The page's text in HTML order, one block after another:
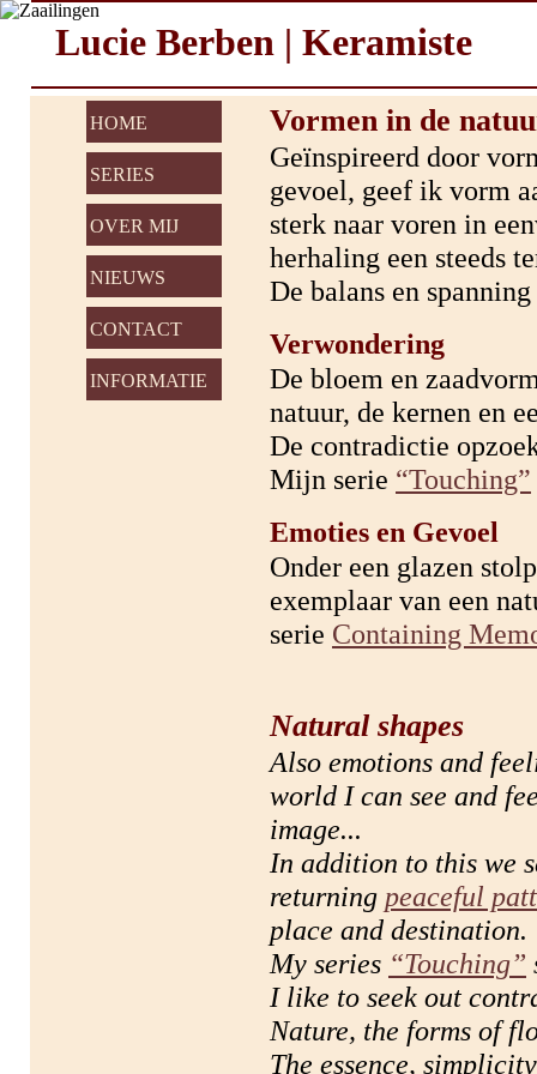
Lucie Berben | Keramiste
HOME
SERIES
OVER MIJ
NIEUWS
CONTACT
INFORMATIE
Vormen in de
Geïnspireerd door
gevoel, geef ik vorm
sterk naar voren in
herhaling een steeds
De balans en
Verwondering
De bloem en
natuur, de kernen en
De contradictie
Mijn serie “Touching”
Emoties en Gevoel
Onder een glazen
exemplaar van een
serie Containing
Natural shapes
Also emotions and
world I can see and
image...
In addition to this we
returning peaceful
place and destination.
My series “Touching”
I like to seek out
Nature, the forms of
The essence,